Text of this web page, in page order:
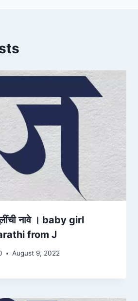
नावे । baby girl
from J
August 9, 2022